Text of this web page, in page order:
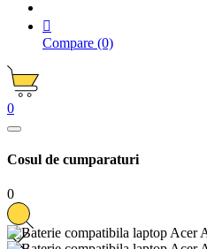

Compare (0)
0
Cosul de cumparaturi
0